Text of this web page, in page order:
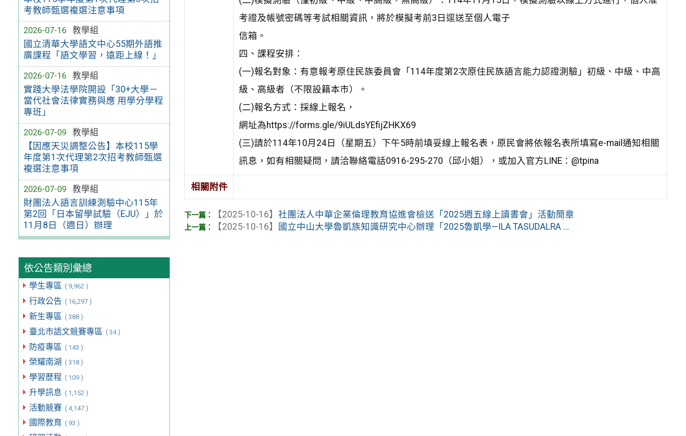
考教師甄選複選注意事項
2026-07-16
教學組
國立清華大學語文中心55期外語推
廣課程「語文學習，遠距上線！」
2026-07-16
教學組
實踐大學法學院開設「30+大學－
當代社會法律實務與應 用學分學程
專班」
2026-07-09
教學組
【因應天災調整公告】本校115學
年度第1次代理第2次招考教師甄選
複選注意事項
2026-07-09
教學組
財團法人語言訓練測驗中心115年
第2回「日本留學試驗（EJU）」於
11月8日（週日）辦理
依公告類別彙總
學生專區 ( 9,962 )
行政公告 ( 16,297 )
新生專區 ( 388 )
臺北市語文競賽專區 ( 34 )
防疫專區 ( 143 )
榮耀南湖 ( 318 )
學習歷程 ( 109 )
升學訊息 ( 1,152 )
活動競賽 ( 4,147 )
國際教育 ( 93 )
考證及帳號密碼等考試相關資訊，將於模擬考前3日逕送至個人電子
信箱。
四、課程安排：
(一)報名對象：有意報考原住民族委員會「114年度第2次原住民族語言能力認證測驗」初級、中級、中高
級、高級者（不限設籍本市）。
(二)報名方式：採線上報名，
網址為https://forms.gle/9iULdsYEfijZHKX69
(三)請於114年10月24日（星期五）下午5時前填妥線上報名表，原民會將依報名表所填寫e-mail通知相關
訊息，如有相關疑問，請洽聯絡電話0916-295-270（邱小姐），或加入官方LINE：@tpina
相關附件
【2025-10-16】社團法人中華企業倫理教育協進會檢送「2025週五線上讀書會」活動簡章
【2025-10-16】 國立中山大學魯凱族知識研究中心辦理「2025魯凱學—ILA TASUDALRA ...